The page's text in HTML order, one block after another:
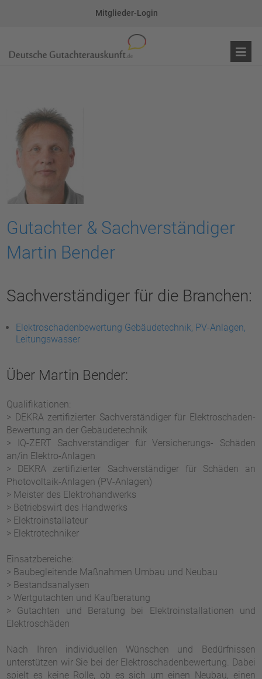
Mitglieder-Login
Gutachter & Sachverständiger
Martin Bender
Sachverständiger für die Branchen:
Elektroschadenbewertung Gebäudetechnik, PV-Anlagen,
Leitungswasser
Über Martin Bender:
Qualifikationen:
> DEKRA zertifizierter Sachverständiger für Elektroschaden-
Bewertung an der Gebäudetechnik
> IQ-ZERT Sachverständiger für Versicherungs- Schäden
an/in Elektro-Anlagen
> DEKRA zertifizierter Sachverständiger für Schäden an
Photovoltaik-Anlagen (PV-Anlagen)
> Meister des Elektrohandwerks
> Betriebswirt des Handwerks
> Elektroinstallateur
> Elektrotechniker
Einsatzbereiche:
> Baubegleitende Maßnahmen Umbau und Neubau
> Bestandsanalysen
> Wertgutachten und Kaufberatung
> Gutachten und Beratung bei Elektroinstallationen und
Elektroschäden
Nach Ihren individuellen Wünschen und Bedürfnissen
unterstützen wir Sie bei der Elektroschadenbewertung. Dabei
spielt es keine Rolle, ob es sich um einen Neubau, einen